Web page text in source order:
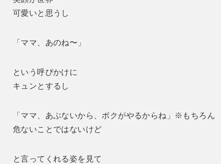
可愛いと思うし
「ママ、あのね〜」
という呼びかけに
キュンとするし
「ママ、あぶないから、ボクがやるからね」※もちろん
危ないことではないけど
と言ってくれる姿を見て